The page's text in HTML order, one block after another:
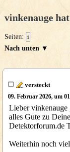
vinkenauge
Seiten: 1
Nach unten ▼
versteckt
09. Februar 2026, um
Lieber vinkenauge
alles Gute zu
Detektorforum.de
Weiterhin noch